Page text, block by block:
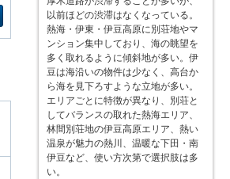
以前ほどの渋滞はなくなっている。
熱海・伊東・伊豆高原に別荘地やマ
ンション集中しており、海の眺望を
多く取れるように傾斜地が多い。伊
豆は海沿いの物件は少なく、高台か
ら海を見下ろすような立地が多い。
エリアごとに特徴が異なり、別荘と
してバランスの取れた熱海エリア、
林間別荘地の伊豆高原エリア、熱い
温泉が魅力の熱川、温暖な下田・南
伊豆など、使い方次第で選択肢は多
い。